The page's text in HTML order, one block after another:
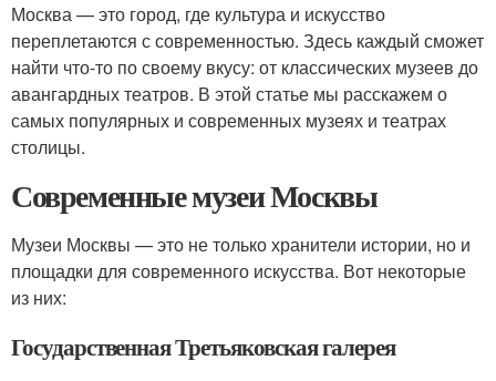
Москва — это город, где культура и искусство
переплетаются с современностью. Здесь каждый сможет
найти что-то по своему вкусу: от классических музеев до
авангардных театров. В этой статье мы расскажем о
самых популярных и современных музеях и театрах
столицы.
Современные музеи Москвы
Музеи Москвы — это не только хранители истории, но и
площадки для современного искусства. Вот некоторые
из них:
Государственная Третьяковская галерея